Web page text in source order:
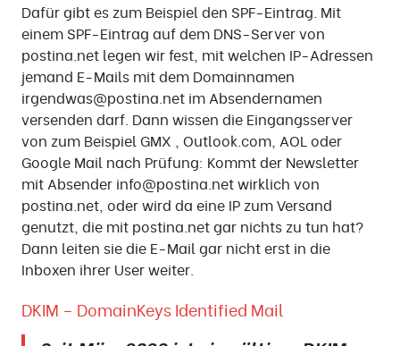
Dafür gibt es zum Beispiel den SPF-Eintrag. Mit
einem SPF-Eintrag auf dem DNS-Server von
postina.net legen wir fest, mit welchen IP-Adressen
jemand E-Mails mit dem Domainnamen
irgendwas@postina.net im Absendernamen
versenden darf. Dann wissen die Eingangsserver
von zum Beispiel GMX , Outlook.com, AOL oder
Google Mail nach Prüfung: Kommt der Newsletter
mit Absender info@postina.net wirklich von
postina.net, oder wird da eine IP zum Versand
genutzt, die mit postina.net gar nichts zu tun hat?
Dann leiten sie die E-Mail gar nicht erst in die
Inboxen ihrer User weiter.
DKIM – DomainKeys Identified Mail